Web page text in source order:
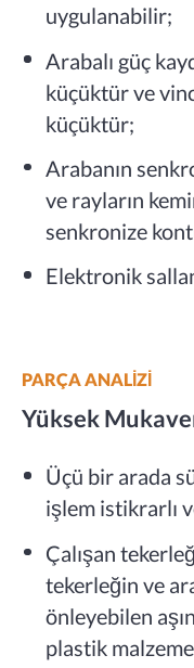
uygulanabilir;
Arabalı güç
küçüktür ve
küçüktür;
Arabanın
ve rayların
senkronize
Elektronik
PARÇA ANALIZI
Yüksek
Üçü bir arada
işlem istikrarlı
Çalışan
tekerleğin ve
önleyebilen
plastik